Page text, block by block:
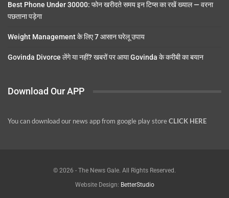
Best Phone Under 30000: फोन खरीदते समय इन टिप्स का रखें ख्याल — वरना
पछताना पड़ेगा
Weight Management के लिए 7 आसान घरेलू उपाय
Govinda Divorce लेंगे या नहीं? खबरों पर आया Govinda के करीबी का बयान
Download Our APP
You can download our news app from google play storeCLICK HERE
© 2026 - The News Gale. All Rights Reserved.
Website Design: BetterStudio